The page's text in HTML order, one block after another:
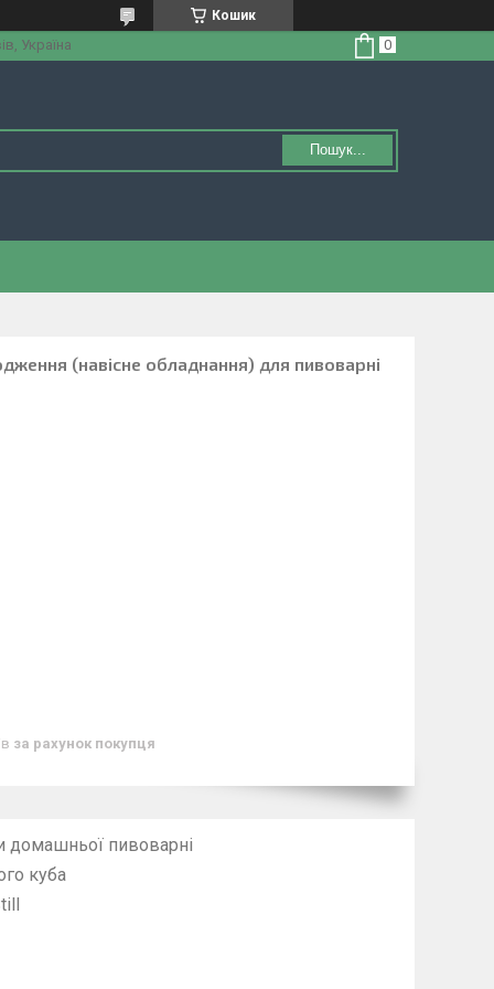
Кошик
Україна
Пошук...
(навісне обладнання) для пивоварні
за рахунок покупця
домашньої пивоварні
куба